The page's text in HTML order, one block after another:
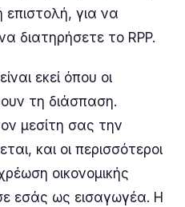
επιστολή, για να
διατηρήσετε το RPP.
εκεί όπου οι
τη διάσπαση.
μεσίτη σας την
και οι περισσότεροι
οικονομικής
εσάς ως εισαγωγέα. Η